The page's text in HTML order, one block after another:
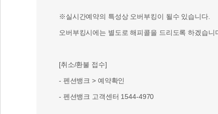
※실시간예약의 특성상 오버부킹이 될수 있습니다.
오버부킹시에는 별도로 해피콜을 드리도록 하겠습니
[취소/환불 접수]
- 펜션뱅크 > 예약확인
- 펜션뱅크 고객센터 1544-4970